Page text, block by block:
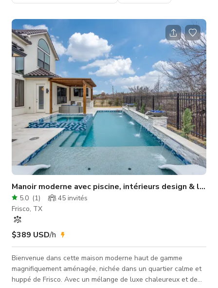
Manoir moderne avec piscine, intérieurs design &
5.0 (1) 45 invités
Frisco, TX
$389 USD/h
Bienvenue dans cette maison moderne haut de gamme
magnifiquement aménagée, nichée dans un quartier calme et
huppé de Frisco. Avec un mélange de luxe chaleureux et de